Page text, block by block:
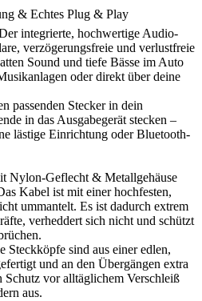
& Echtes Plug & Play
integrierte, hochwertige Audio-
verzögerungsfreie und verlustfreie
Sound und tiefe Bässe im Auto
oder direkt über deine
passenden Stecker in dein
in das Ausgabegerät stecken –
lästige Einrichtung oder Bluetooth-
Nylon-Geflecht & Metallgehäuse
Kabel ist mit einer hochfesten,
ummantelt. Es ist dadurch extrem
verheddert sich nicht und schützt
Steckköpfe sind aus einer edlen,
und an den Übergängen extra
Schutz vor alltäglichem Verschleiß
aus.